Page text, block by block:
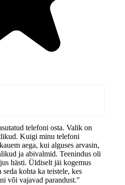
telefoni osta. Valik on
Kuigi minu telefoni
aega, kui alguses arvasin,
ja abivalmid. Teenindus oli
hästi. Üldiselt jäi kogemus
kohta ka teistele, kes
või vajavad parandust."